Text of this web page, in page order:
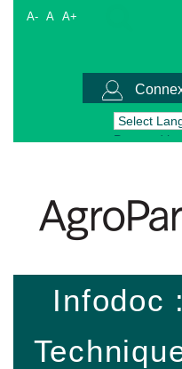
A- A A+
Powered
Infodoc